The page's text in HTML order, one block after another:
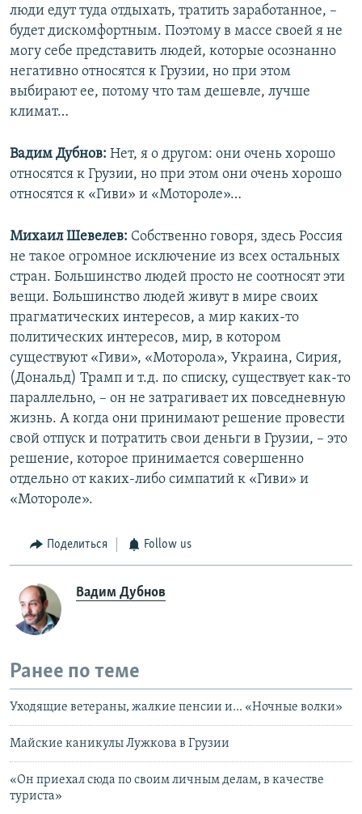
люди едут туда отдыхать, тратить заработанное, –
будет дискомфортным. Поэтому в массе своей я не
могу себе представить людей, которые осознанно
негативно относятся к Грузии, но при этом
выбирают ее, потому что там дешевле, лучше
климат…
Вадим Дубнов: Нет, я о другом: они очень хорошо
относятся к Грузии, но при этом они очень хорошо
относятся к «Гиви» и «Мотороле»…
Михаил Шевелев: Собственно говоря, здесь Россия
не такое огромное исключение из всех остальных
стран. Большинство людей просто не соотносят эти
вещи. Большинство людей живут в мире своих
прагматических интересов, а мир каких-то
политических интересов, мир, в котором
существуют «Гиви», «Моторола», Украина, Сирия,
(Дональд) Трамп и т.д. по списку, существует как-то
параллельно, – он не затрагивает их повседневную
жизнь. А когда они принимают решение провести
свой отпуск и потратить свои деньги в Грузии, – это
решение, которое принимается совершенно
отдельно от каких-либо симпатий к «Гиви» и
«Мотороле».
Поделиться Follow us
Вадим Дубнов
Ранее по теме
Уходящие ветераны, жалкие пенсии и... «Ночные волки»
Майские каникулы Лужкова в Грузии
«Он приехал сюда по своим личным делам, в качестве
туриста»